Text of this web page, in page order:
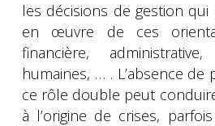
les décisions de gestion
en œuvre de ces
financière,
humaines, … . L’absence
ce rôle double peut
à l’origine de crises,